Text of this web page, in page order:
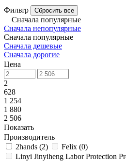
Фильтр Сбросить все
Сначала популярные
Сначала непопулярные
Сначала популярные
Сначала дешевые
Сначала дорогие
Цена
2
628
1 254
1 880
2 506
Показать
Производитель
2hands (2) Felix (0)
Linyi Jinyiheng Labor Protection